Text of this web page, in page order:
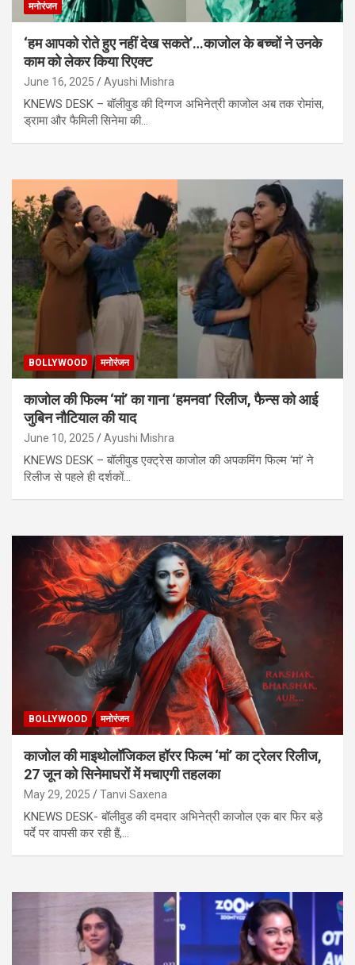
मनोरंजन
‘हम आपको रोते हुए नहीं देख सकते’…काजोल के बच्चों ने उनके
काम को लेकर किया रिएक्ट
June 16, 2025 Ayushi Mishra
KNEWS DESK – बॉलीवुड की दिग्गज अभिनेत्री काजोल अब तक रोमांस,
ड्रामा और फैमिली सिनेमा की…
BOLLYWOOD मनोरंजन
काजोल की फिल्म ‘मां’ का गाना ‘हमनवा’ रिलीज, फैन्स को आई
जुबिन नौटियाल की याद
June 10, 2025 Ayushi Mishra
KNEWS DESK – बॉलीवुड एक्ट्रेस काजोल की अपकमिंग फिल्म ‘मां’ ने
रिलीज से पहले ही दर्शकों…
BOLLYWOOD मनोरंजन
काजोल की माइथोलॉजिकल हॉरर फिल्म ‘मां’ का ट्रेलर रिलीज,
27 जून को सिनेमाघरों में मचाएगी तहलका
May 29, 2025 Tanvi Saxena
KNEWS DESK- बॉलीवुड की दमदार अभिनेत्री काजोल एक बार फिर बड़े
पर्दे पर वापसी कर रही हैं,…